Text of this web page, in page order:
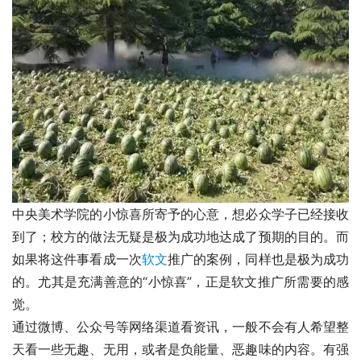
中央美术学院的小惊喜所寄予的心意，想必众学子已经接收
到了；校方的做法无疑是极为成功地达成了预期的目的。而
如果将这件事看成一次软文推广的案例，同样也是极为成功
的。尤其是充满善意的“小惊喜”，正是软文推广所需要的感
觉。
通过微博、公众号等网络渠道看资讯，一般不会有人希望整
天看一些无趣、无用，或者是负能量、恶趣味的内容。有强